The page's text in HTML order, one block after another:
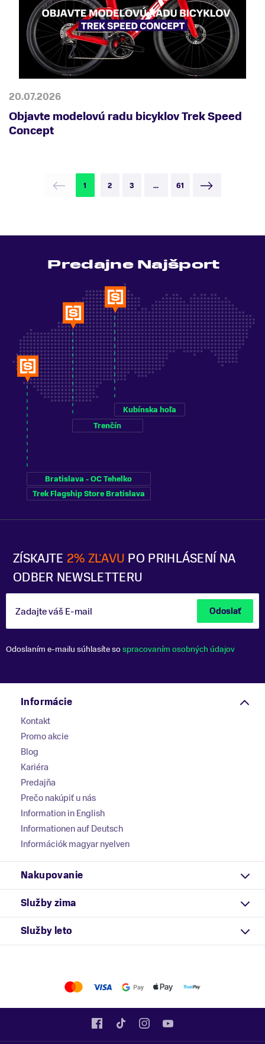
20.07.2026
Objavte modelovú radu bicyklov Trek Speed
Concept
1 2 3 ... 61
ZÍSKAJTE 2% ZĽAVU PO PRIHLÁSENÍ NA
ODBER NEWSLETTERU
Zadajte váš E-mail Odoslať
Odoslaním e-mailu súhlasíte sospracovaním osobných údajov
Predajne Najšport
Bratislava - OC Tehelko
Trek Flagship Store Bratislava
Trenčín
Kubínska hoľa
Informácie
Kontakt
Promo akcie
Blog
Kariéra
Predajňa
Prečo nakúpiť u nás
Information in English
Informationen auf Deutsch
Információk magyar nyelven
Nakupovanie
Služby zima
Služby leto